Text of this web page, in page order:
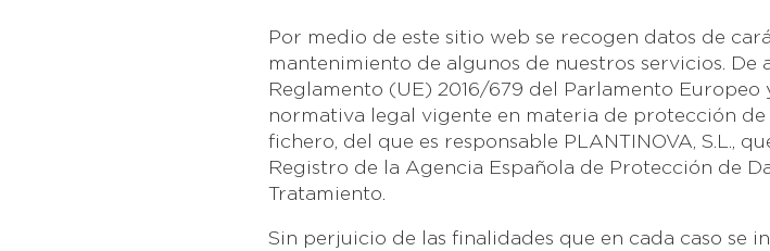
Por medio de este sitio web se recogen datos de
mantenimiento de algunos de nuestros servicios. De
Reglamento (UE) 2016/679 del Parlamento Europeo
normativa legal vigente en materia de protección
fichero, del que es responsable PLANTINOVA, S.L.,
Registro de la Agencia Española de Protección de
Tratamiento.
Sin perjuicio de las finalidades que en cada caso se